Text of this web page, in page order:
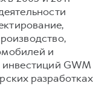
и
инвестиций GWM
разработках